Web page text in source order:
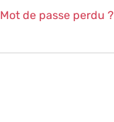
Mot de passe perdu ?